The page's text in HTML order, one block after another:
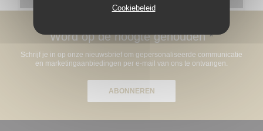
Cookiebeleid
Word op de hoogte gehouden*
Schrijf je in op onze nieuwsbrief om gepersonaliseerde communicatie
en marketingaanbiedingen per e-mail van ons te ontvangen.
ABONNEREN